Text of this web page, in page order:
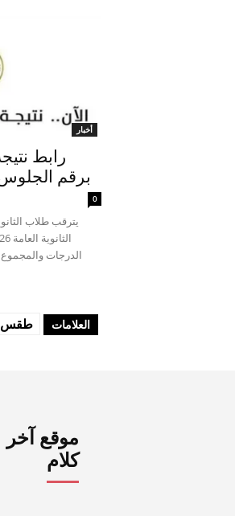
أخبار
برقم
0
يترقب طلاب
الدرجات والمجموع
العلامات طقس
موقع آخر
كلام